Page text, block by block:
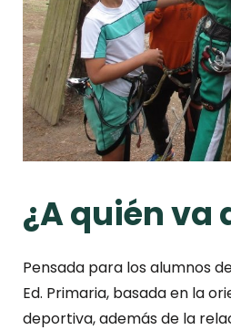
¿A quién va
Pensada para los alumnos
Ed. Primaria, basada en la
deportiva, además de la